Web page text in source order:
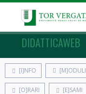
DIDATTICAWEB
[I]NFO [M]ODULI
[O]RARI [E]SAMI